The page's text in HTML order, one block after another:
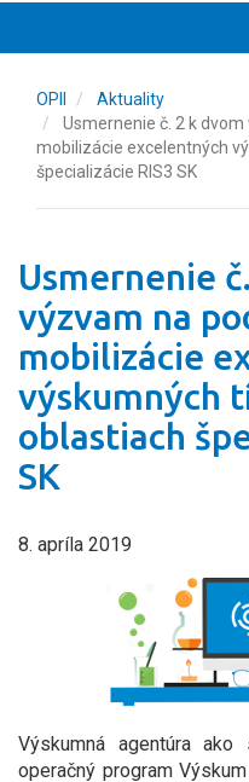
OPII
Aktuality
Usmernenie č. 2 k
mobilizácie excelentných
špecializácie RIS3 SK
Usmernenie
výzvam na
mobilizácie
výskumných
oblastiach
SK
8. apríla 2019
Výskumná agentúra
operačný program